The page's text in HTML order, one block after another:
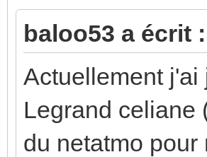
baloo53 a écrit :
Actuellement
Legrand celiane
du netatmo